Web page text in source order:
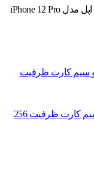
گوشی موبایل اپل مدل iPhone 12 Pro
گوشی موبایل اپل مدل iPhone 12 Pro Max دو سیم‌ کارت ظرفیت 256